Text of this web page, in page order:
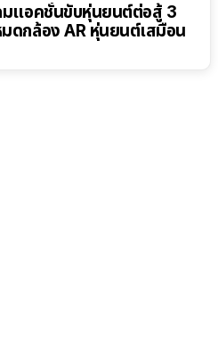
มแอคชั่นขับหุ่นยนต์ต่อสู้ 3
ดกล้อง AR หุ่นยนต์เสมือน